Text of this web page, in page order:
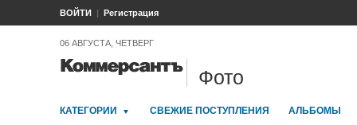
ВОЙТИ Регистрация
06 АВГУСТА, ЧЕТВЕРГ
Фото
КАТЕГОРИИ СВЕЖИЕ ПОСТУПЛЕНИЯ АЛЬБОМЫ